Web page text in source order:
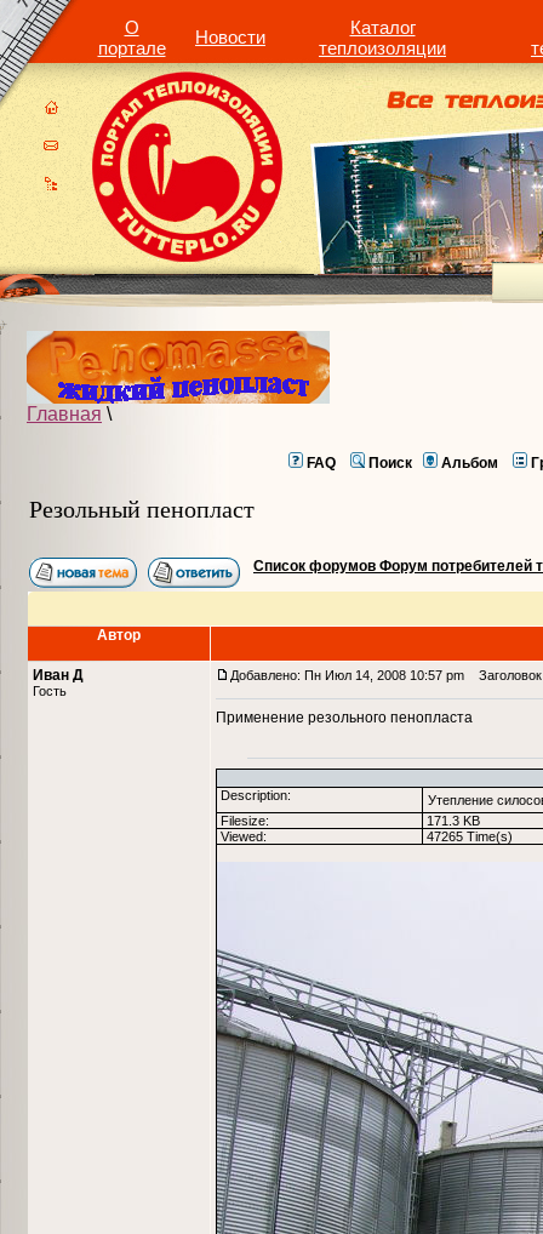
О
портале
Новости
Каталог
теплоизоляции
Главная \
FAQ Поиск Альбом
Резольный пенопласт
Список форумов Форум потребителей
Автор
Иван Д
Гость
Добавлено: Пн Июл 14, 2008 10:57 pm
Применение резольного пенопласта
Description:
Утепление
Filesize:
171.3 KB
Viewed:
47265 Time(s)